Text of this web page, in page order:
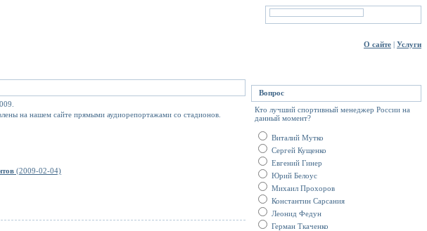
О сайте | Услуги
на нашем сайте прямыми аудиорепортажами со стадионов.
(2009-02-04)
Вопрос
Кто лучший спортивный менеджер России на
данный момент?
Виталий Мутко
Сергей Кущенко
Евгений Гинер
Юрий Белоус
Михаил Прохоров
Константин Сарсания
Леонид Федун
Герман Ткаченко